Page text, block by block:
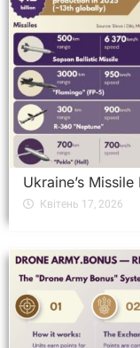
Ukraine’s
Квітень 17, 2026